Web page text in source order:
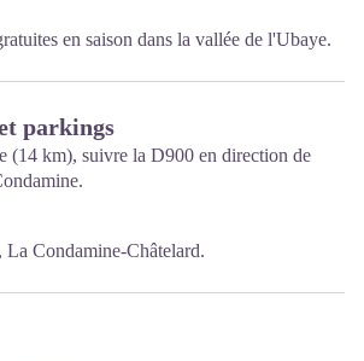
en saison dans la vallée de l'Ubaye.
parkings
(14 km), suivre la D900 en direction de
Condamine-Châtelard.